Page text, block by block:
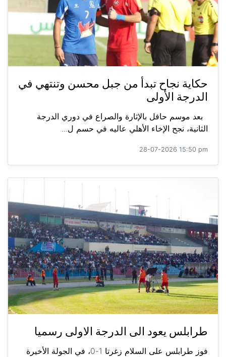
حكاية نجاح تبدأ من جبل محسن وتنتهي في
الدرجة الأولى
بعد موسم حافل بالإثارة والصراع في دوري الدرجة
الثانية، نجح الإخاء الأهلي عاليه في حسم ل...
28-07-2026 15:50 pm
طرابلس يعود الى الدرجة الاولى رسميا
فوز طرابلس على السلام زغرتا 1-0، في الجولة الأخيرة